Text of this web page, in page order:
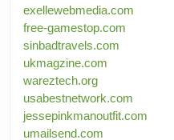
exellewebmedia.com
free-gamestop.com
sinbadtravels.com
ukmagzine.com
wareztech.org
usabestnetwork.com
jessepinkmanoutfit.com
umailsend.com